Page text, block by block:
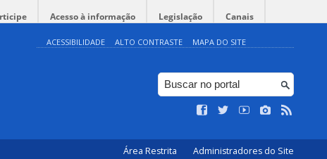
Acesso à informação Legislação Canais
ACESSIBILIDADE ALTO CONTRASTE MAPA DO SITE
Área Restrita Administradores do Site